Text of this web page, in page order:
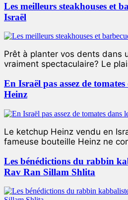
Les meilleurs steakhouses et
Israël
Prêt à planter vos dents dans
vraiment spectaculaire? Le
En Israël pas assez de
Heinz
Le ketchup Heinz vendu en
fameuse bouteille Heinz ne
Les bénédictions du rabbin
Rav Ran Sillam Shlita